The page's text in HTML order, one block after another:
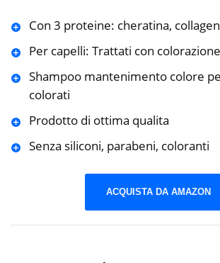
Con 3 proteine: cheratina,
Per capelli: Trattati con colorazione
Shampoo mantenimento colore
colorati
Prodotto di ottima qualita
Senza siliconi, parabeni, coloranti
ACQUISTA DA AMAZON